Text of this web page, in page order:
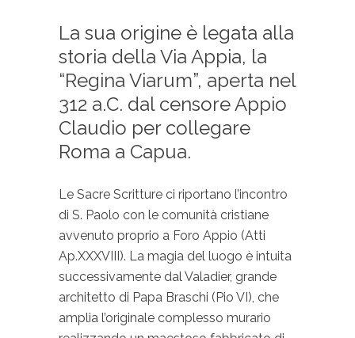
La sua origine è legata alla
storia della Via Appia, la
“Regina Viarum”, aperta nel
312 a.C. dal censore Appio
Claudio per collegare
Roma a Capua.
Le Sacre Scritture ci riportano l’incontro
di S. Paolo con le comunità cristiane
avvenuto proprio a Foro Appio (Atti
Ap.XXXVIII). La magia del luogo è intuita
successivamente dal Valadier, grande
architetto di Papa Braschi (Pio VI), che
amplia l’originale complesso murario